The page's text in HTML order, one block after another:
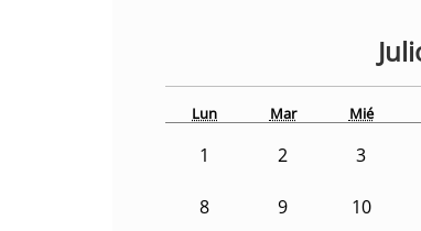
Lun Mar Mié
1 2 3
8 9 10